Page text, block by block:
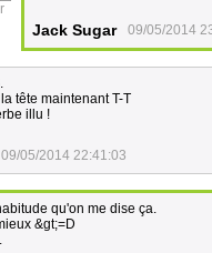
Jack Sugar 09/05/2014
tête maintenant T-T
illu !
09/05/2014 22:41:03
qu'on me dise ça.
&gt;=D